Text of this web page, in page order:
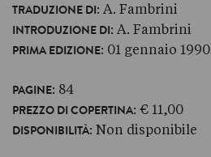
TRADUZIONE DI : A. Fambrini
INTRODUZIONE DI : A. Fambrini
PRIMA EDIZIONE: 01 gennaio 1990
PAGINE: 84
PREZZO DI COPERTINA: € 11,00
DISPONIBILITÀ: Non disponibile